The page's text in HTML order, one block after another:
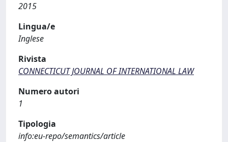
2015
Lingua/e
Inglese
Rivista
CONNECTICUT JOURNAL OF INTERNATIONAL LAW
Numero autori
1
Tipologia
info:eu-repo/semantics/article